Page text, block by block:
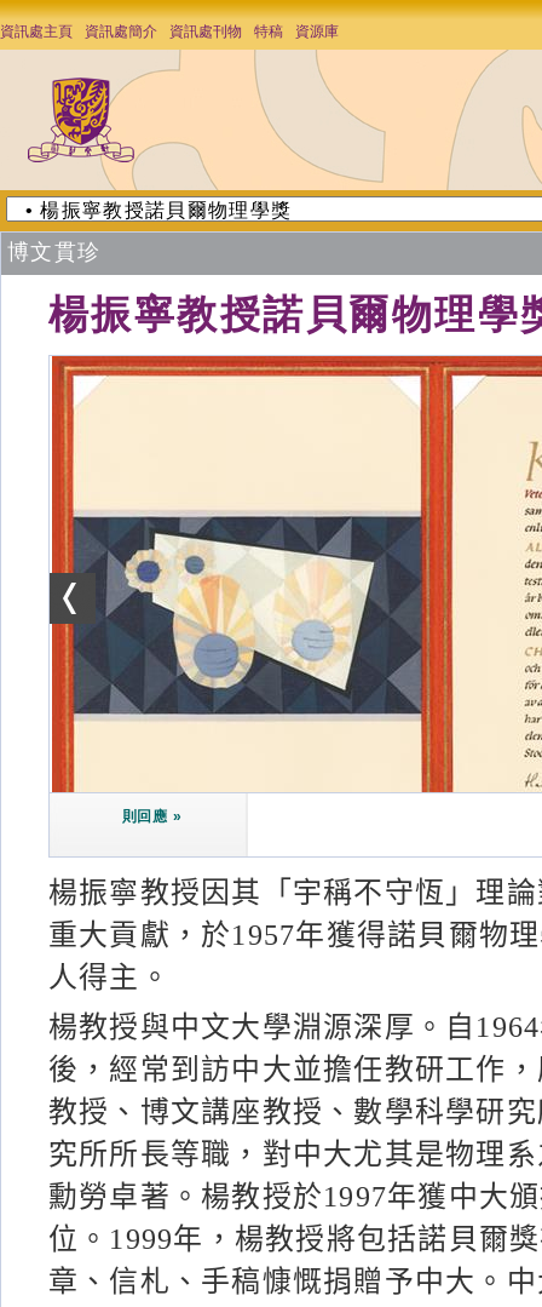
資訊處主頁 資訊處簡介 資訊處刊物 特稿 資源庫
博文貫珍
楊振寧教授諾貝爾物理學
則回應 »
楊振寧教授因其「宇稱不守恆」理
重大貢獻，於1957年獲得諾貝爾物
人得主。
楊教授與中文大學淵源深厚。自
後，經常到訪中大並擔任教研工作
教授、博文講座教授、數學科學研
究所所長等職，對中大尤其是物理
勳勞卓著。楊教授於1997年獲中大
位。1999年，楊教授將包括諾貝爾
章、信札、手稿慷慨捐贈予中大。